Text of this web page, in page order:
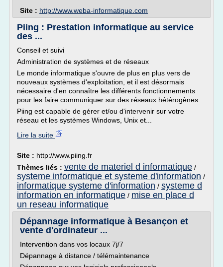
Site : http://www.weba-informatique.com
Piing : Prestation informatique au service
des ...
Conseil et suivi
Administration de systèmes et de réseaux
Le monde informatique s'ouvre de plus en plus vers de
nouveaux systèmes d'exploitation, et il est désormais
nécessaire d'en connaître les différents fonctionnements
pour les faire communiquer sur des réseaux hétérogènes.
Piing est capable de gérer et/ou d'intervenir sur votre
réseau et les systèmes Windows, Unix et...
Lire la suite
Site : http://www.piing.fr
Thèmes liés : vente de materiel d informatique /
systeme informatique et systeme d'information /
informatique systeme d'information / systeme d
information en informatique / mise en place d
un reseau informatique
Dépannage informatique à Besançon et
vente d'ordinateur ...
Intervention dans vos locaux 7j/7
Dépannage à distance / télémaintenance